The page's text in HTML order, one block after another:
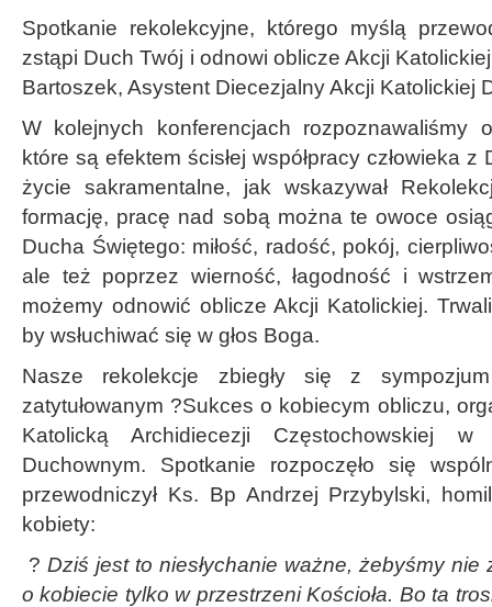
Spotkanie rekolekcyjne, którego myślą
zstąpi Duch Twój i odnowi oblicze Akcji
Bartoszek, Asystent Diecezjalny Akcji Katolickiej
W kolejnych konferencjach rozpoznawaliśmy
które są efektem ścisłej współpracy człowieka
życie sakramentalne, jak wskazywał
formację, pracę nad sobą można te owoce
Ducha Świętego: miłość, radość, pokój,
ale też poprzez wierność, łagodność i
możemy odnowić oblicze Akcji Katolickiej.
by wsłuchiwać się w głos Boga.
Nasze rekolekcje zbiegły się z
zatytułowanym ?Sukces o kobiecym obliczu,
Katolicką Archidiecezji Częstochowskiej w
Duchownym. Spotkanie rozpoczęło się
przewodniczył Ks. Bp Andrzej Przybylski,
kobiety:
? Dziś jest to niesłychanie ważne, żebyśmy nie
o kobiecie tylko w przestrzeni Kościoła. Bo ta